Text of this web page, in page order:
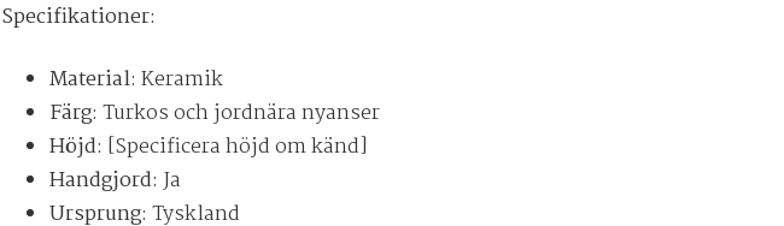
Specifikationer:
Material: Keramik
Färg: Turkos och jordnära nyanser
Höjd: [Specificera höjd om känd]
Handgjord: Ja
Ursprung: Tyskland